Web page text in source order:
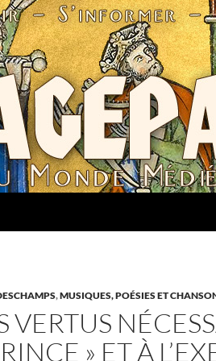
,MUSIQUES, POÉSIES ET
VERTUS
» ET À